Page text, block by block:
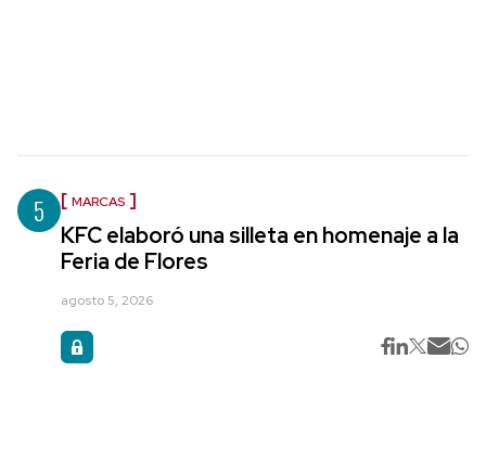
5 MARCAS
KFC elaboró una silleta en homenaje a la
Feria de Flores
agosto 5, 2026